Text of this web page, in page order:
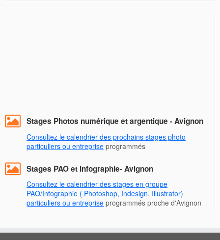
Stages Photos numérique et argentique - Avignon
Consultez le calendrier des prochains stages photo
particuliers ou entreprise programmés
Stages PAO et Infographie- Avignon
Consultez le calendrier des stages en groupe
PAO/Infographie ( Photoshop, Indesign, Illustrator)
particuliers ou entreprise programmés proche d'Avignon